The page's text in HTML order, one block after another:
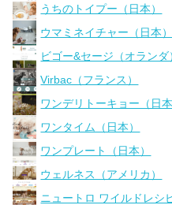
うちのトイプー（日本）
ウマミネイチャー（日本）
ビゴー&セージ（オランダ
Virbac（フランス）
ワンデリトーキョー（日本
ワンタイム（日本）
ワンプレート（日本）
ウェルネス（アメリカ）
ニュートロ ワイルドレシ